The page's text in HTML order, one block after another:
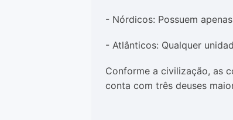
- Nórdicos: Possuem
- Atlânticos: Qualquer
Conforme a civilização, as
conta com três deuses